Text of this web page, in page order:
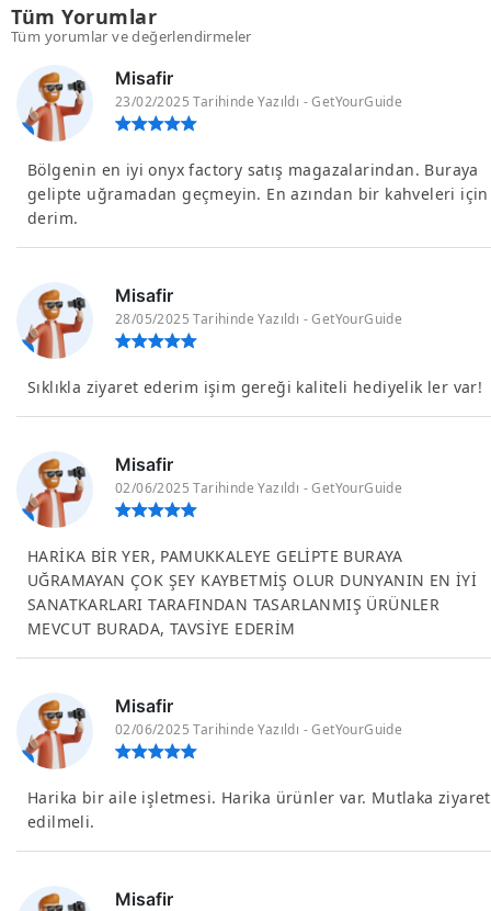
Tüm Yorumlar
Tüm yorumlar ve değerlendirmeler
Misafir
23/02/2025 Tarihinde Yazıldı - GetYourGuide
Bölgenin en iyi onyx factory satış magazalarindan. Buraya
gelipte uğramadan geçmeyin. En azından bir kahveleri için
derim.
Misafir
28/05/2025 Tarihinde Yazıldı - GetYourGuide
Sıklıkla ziyaret ederim işim gereği kaliteli hediyelik ler var!
Misafir
02/06/2025 Tarihinde Yazıldı - GetYourGuide
HARİKA BİR YER, PAMUKKALEYE GELİPTE BURAYA
UĞRAMAYAN ÇOK ŞEY KAYBETMİŞ OLUR DUNYANIN EN İYİ
SANATKARLARI TARAFINDAN TASARLANMIŞ ÜRÜNLER
MEVCUT BURADA, TAVSİYE EDERİM
Misafir
02/06/2025 Tarihinde Yazıldı - GetYourGuide
Harika bir aile işletmesi. Harika ürünler var. Mutlaka ziyaret
edilmeli.
Misafir